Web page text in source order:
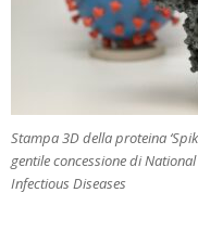
Stampa 3D della proteina
gentile concessione di
Infectious Diseases